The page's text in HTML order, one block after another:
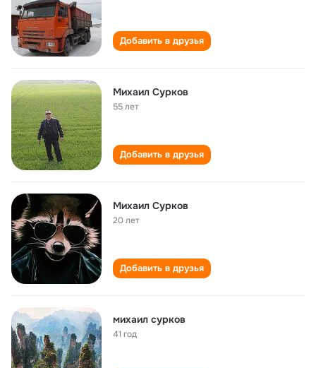
Добавить в друзья
Михаил Сурков
55 лет
Добавить в друзья
Михаил Сурков
20 лет
Добавить в друзья
михаил сурков
41 год